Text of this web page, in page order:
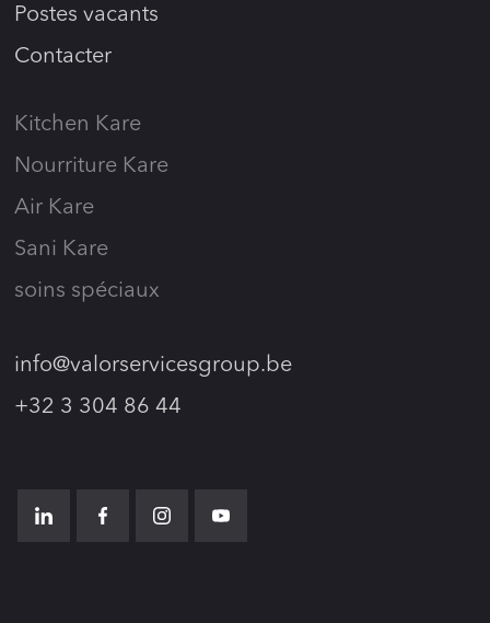
Postes vacants
Contacter
Kitchen Kare
Nourriture Kare
Air Kare
Sani Kare
soins spéciaux
info@valorservicesgroup.be
+32 3 304 86 44